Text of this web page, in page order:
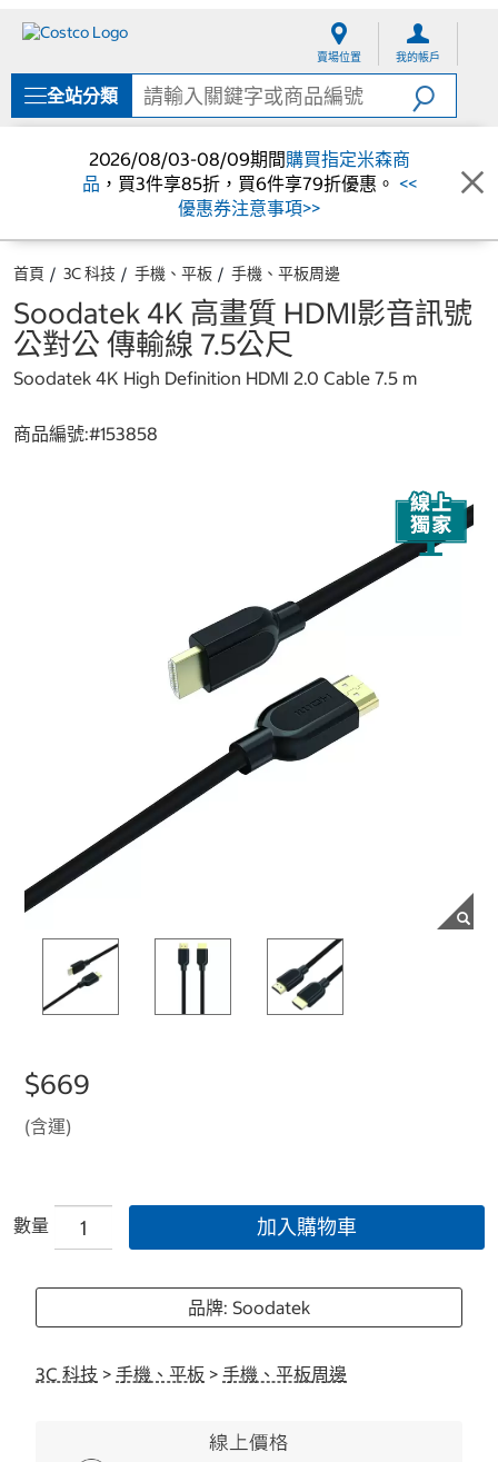
單
賣場位置 我的帳戶
全站分類
2026/08/03-08/09期間購買指定米森商
品 ，買3件享85折，買6件享79折優惠。 <<
優惠券注意事項>>
首頁 3C 科技 手機、平板 手機、平板周邊
Soodatek 4K 高畫質 HDMI影音訊號
公對公 傳輸線 7.5公尺
Soodatek 4K High Definition HDMI 2.0 Cable 7.5 m
商品編號:#153858
$669
(含運)
數量 加入購物車
品牌: Soodatek
3C 科技 > 手機、平板 > 手機、平板周邊